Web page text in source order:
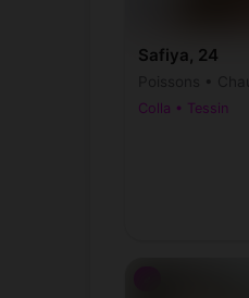
Safiya, 24
Colla • Tessin